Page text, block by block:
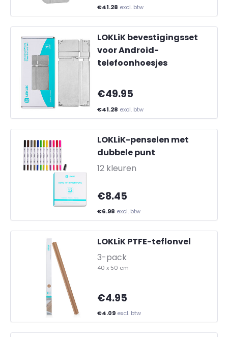
€41.28 excl. btw
LOKLiK bevestigingsset
voor Android-
telefoonhoesjes
€49.95
€41.28 excl. btw
LOKLiK-penselen met
dubbele punt
12 kleuren
€8.45
€6.98 excl. btw
LOKLiK PTFE-teflonvel
3-pack
40 x 50 cm
€4.95
€4.09 excl. btw